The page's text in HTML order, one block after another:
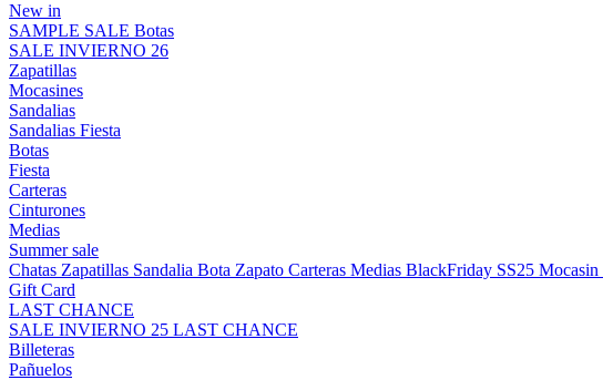
New in
SAMPLE SALE Botas
SALE INVIERNO 26
Zapatillas
Mocasines
Sandalias
Sandalias Fiesta
Botas
Fiesta
Carteras
Cinturones
Medias
Summer sale
Chatas Zapatillas Sandalia Bota Zapato Carteras Medias BlackFriday SS25 Mocasin
Gift Card
LAST CHANCE
SALE INVIERNO 25 LAST CHANCE
Billeteras
Pañuelos